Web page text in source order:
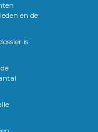
en de
is